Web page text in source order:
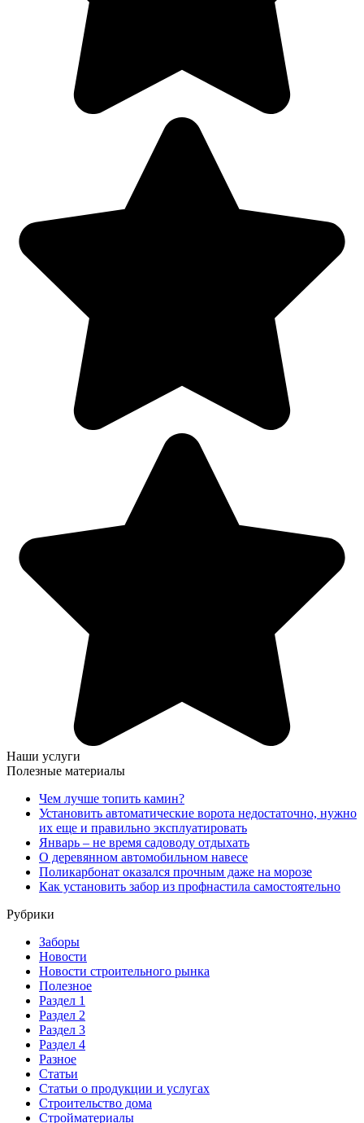
Наши услуги
Полезные материалы
Чем лучше топить камин?
Установить автоматические ворота недостаточно, нужно
их еще и правильно эксплуатировать
Январь – не время садоводу отдыхать
О деревянном автомобильном навесе
Поликарбонат оказался прочным даже на морозе
Как установить забор из профнастила самостоятельно
Рубрики
Заборы
Новости
Новости строительного рынка
Полезное
Раздел 1
Раздел 2
Раздел 3
Раздел 4
Разное
Статьи
Статьи o продукции и услугах
Строительство дома
Стройматериалы